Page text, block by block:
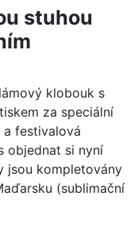
stuhou
klobouk s
za speciální
a festivalová
objednat si nyní
jsou kompletovány
(sublimační